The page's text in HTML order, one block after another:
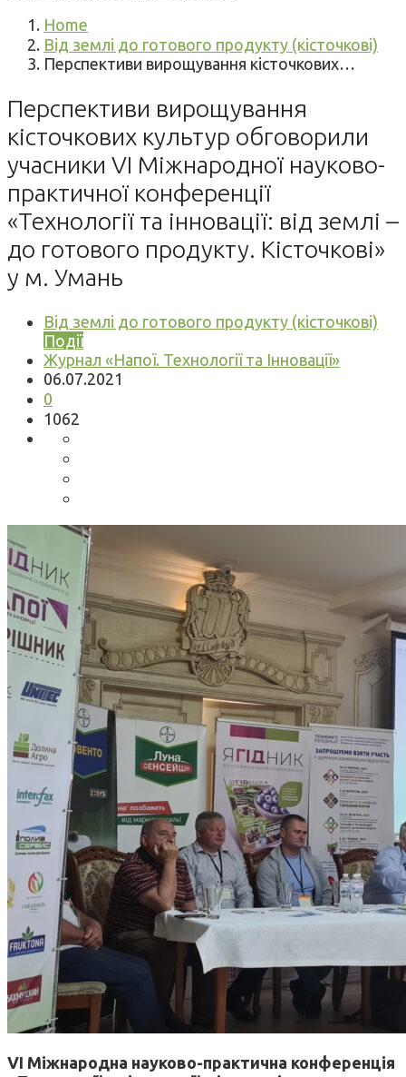
Home
Від землі до готового продукту (кісточкові)
Перспективи вирощування кісточкових…
Перспективи вирощування
кісточкових культур обговорили
учасники VI Міжнародної науково-
практичної конференції
«Технології та інновації: від землі –
до готового продукту. Кісточкові»
у м. Умань
Від землі до готового продукту (кісточкові)
Події
Журнал «Напої. Технології та Інновації»
06.07.2021
0
1062
VI Міжнародна науково-практична конференція